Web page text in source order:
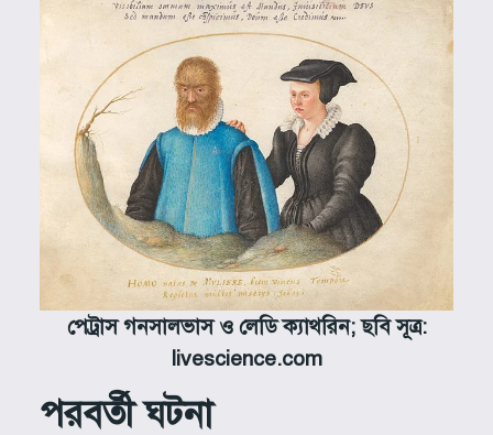
পেট্রাস গনসালভাস ও লেডি ক্যাথরিন; ছবিসূত্র:
livescience.com
পরবর্তী ঘটনা